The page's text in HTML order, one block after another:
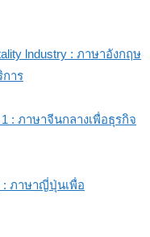
lndustry : ภาษาอังกฤษ
การ
1 : ภาษาจีนกลางเพื่อธุรกิจ
: ภาษาญี่ปุ่นเพื่อ